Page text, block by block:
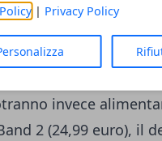
| Privacy Policy
, metterà a
2 (499 euro) a
4A (99 euro) e
invece
2 (24,99 euro), il